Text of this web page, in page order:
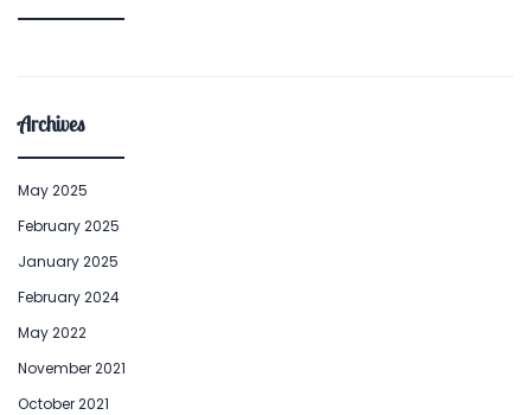
Archives
May 2025
February 2025
January 2025
February 2024
May 2022
November 2021
October 2021